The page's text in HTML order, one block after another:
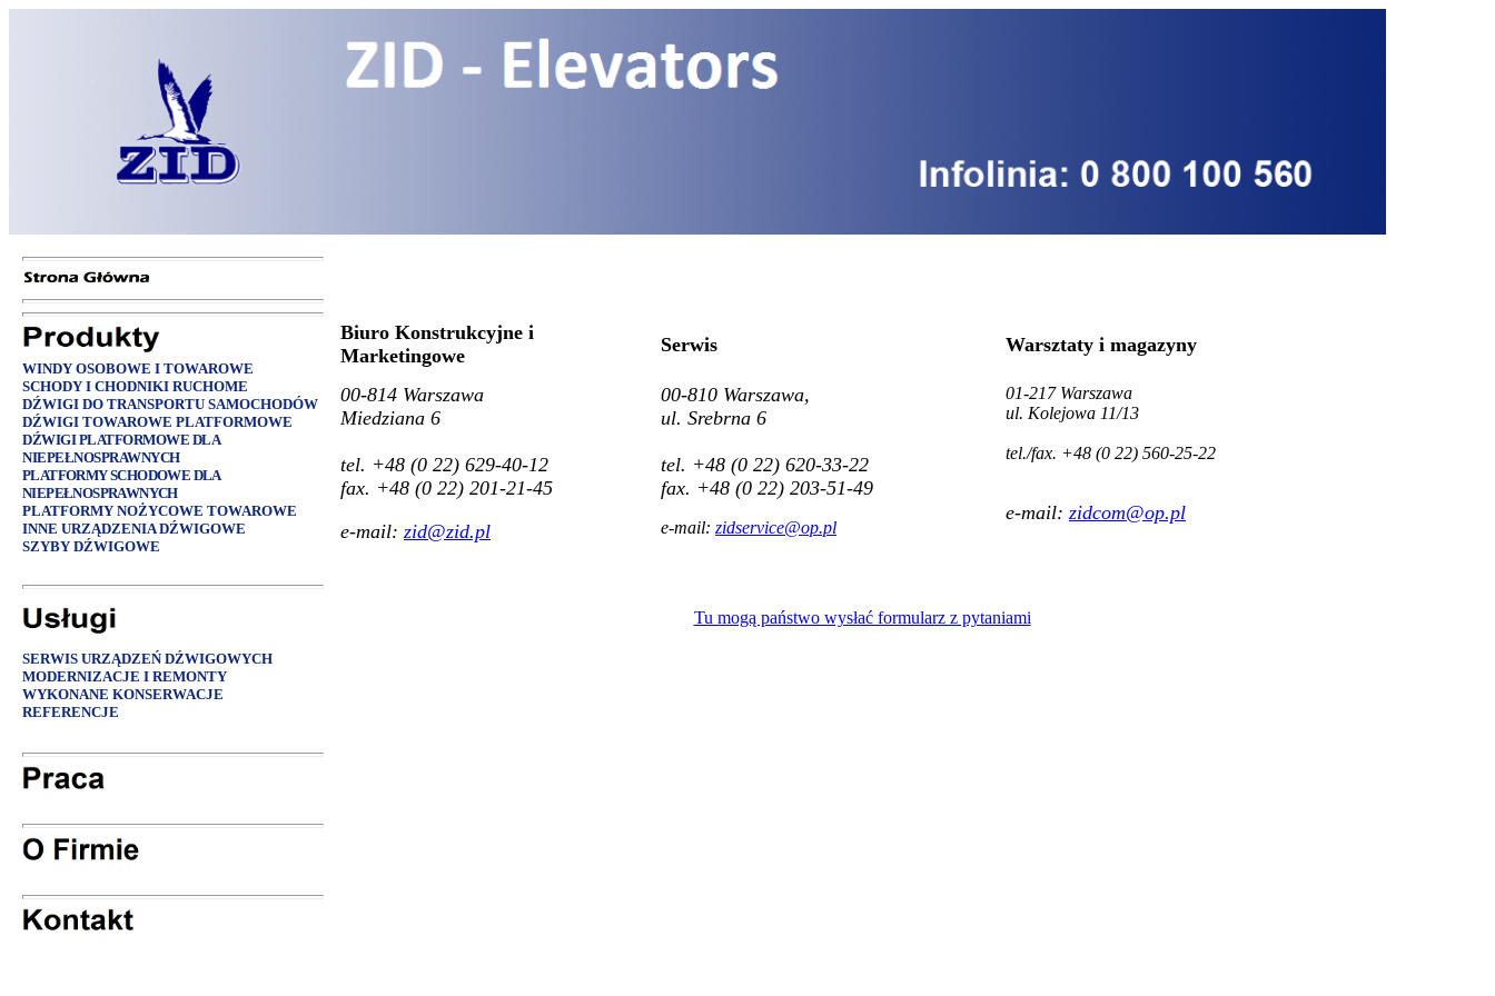
WINDY OSOBOWE I TOWAROWE
SCHODY I CHODNIKI RUCHOME
DŹWIGI DO TRANSPORTU SAMOCHODÓW
DŹWIGI TOWAROWE PLATFORMOWE
DŹWIGI PLATFORMOWE DLA
NIEPEŁNOSPRAWNYCH
PLATFORMY SCHODOWE DLA
NIEPEŁNOSPRAWNYCH
PLATFORMY NOŻYCOWE TOWAROWE
INNE URZĄDZENIA DŹWIGOWE
SZYBY DŹWIGOWE
SERWIS URZĄDZEŃ DŹWIGOWYCH
MODERNIZACJE I REMONTY
WYKONANE KONSERWACJE
REFERENCJE
Biuro Konstrukcyjne i
Marketingowe
Serwis Warsztaty i magazyny
00-814 Warszawa
Miedziana 6
tel. +48 (0 22) 629-40-12
fax. +48 (0 22) 201-21-45
e-mail: zid@zid.pl
00-810 Warszawa,
ul. Srebrna 6
tel. +48 (0 22) 620-33-22
fax. +48 (0 22) 203-51-49
e-mail: zidservice@op.pl
01-217 Warszawa
ul. Kolejowa 11/13
tel./fax. +48 (0 22) 560-25-22
e-mail: zidcom@op.pl
Tu mogą państwo wysłać formularz z pytaniami